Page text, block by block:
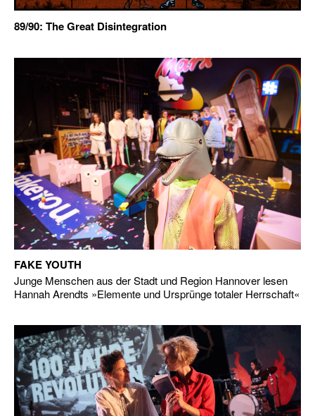
89/90: The Great Disintegration
FAKE YOUTH
Junge Menschen aus der Stadt und Region Hannover lesen
Hannah Arendts »Elemente und Ursprünge totaler Herrschaft«